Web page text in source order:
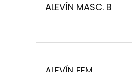
ALEVÍN MASC. B